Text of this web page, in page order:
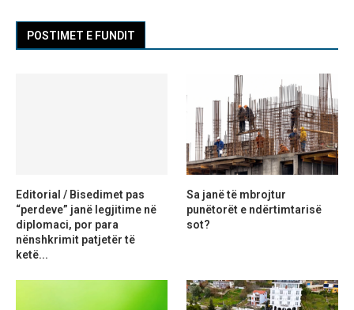
POSTIMET E FUNDIT
Editorial / Bisedimet pas
“perdeve” janë legjitime në
diplomaci, por para
nënshkrimit patjetër të
ketë...
Sa janë të mbrojtur
punëtorët e ndërtimtarisë
sot?